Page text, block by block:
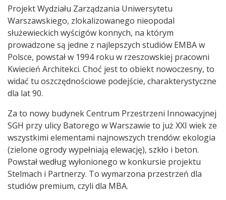
Projekt Wydziału Zarządzania Uniwersytetu
Warszawskiego, zlokalizowanego nieopodal
służewieckich wyścigów konnych, na którym
prowadzone są jedne z najlepszych studiów EMBA w
Polsce, powstał w 1994 roku w rzeszowskiej pracowni
Kwiecień Architekci. Choć jest to obiekt nowoczesny, to
widać tu oszczędnościowe podejście, charakterystyczne
dla lat 90.
Za to nowy budynek Centrum Przestrzeni Innowacyjnej
SGH przy ulicy Batorego w Warszawie to już XXI wiek ze
wszystkimi elementami najnowszych trendów: ekologia
(zielone ogrody wypełniają elewację), szkło i beton.
Powstał według wyłonionego w konkursie projektu
Stelmach i Partnerzy. To wymarzona przestrzeń dla
studiów premium, czyli dla MBA.